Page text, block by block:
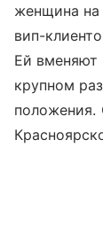
женщина на
вип-
Ей вменяют
крупном
положения.